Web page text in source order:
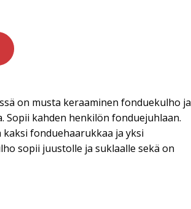
on musta keraaminen fonduekulho ja
Sopii kahden henkilön fonduejuhlaan.
kaksi fonduehaarukkaa ja yksi
sopii juustolle ja suklaalle sekä on